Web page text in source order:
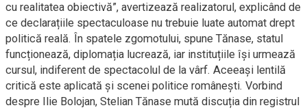
cu realitatea obiectivă”, avertizează realizatorul, explicând de
ce declarațiile spectaculoase nu trebuie luate automat drept
politică reală. În spatele zgomotului, spune Tănase, statul
funcționează, diplomația lucrează, iar instituțiile își urmează
cursul, indiferent de spectacolul de la vârf. Aceeași lentilă
critică este aplicată și scenei politice românești. Vorbind
despre Ilie Bolojan, Stelian Tănase mută discuția din registrul